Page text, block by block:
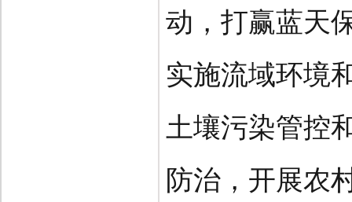
动，打赢蓝天
实施流域环境
土壤污染管控
防治，开展农